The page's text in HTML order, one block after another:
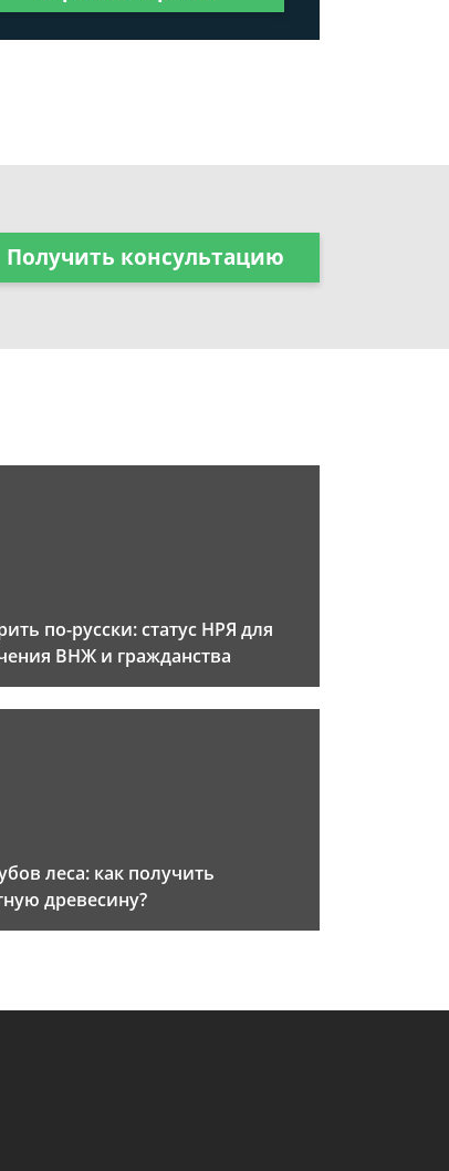
Получить консультацию
по-русски: статус НРЯ для
ВНЖ и гражданства
леса: как получить
древесину?